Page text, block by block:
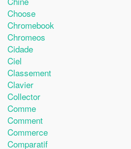
Choose
Chromebook
Chromeos
Cidade
Ciel
Classement
Clavier
Collector
Comme
Comment
Commerce
Comparatif